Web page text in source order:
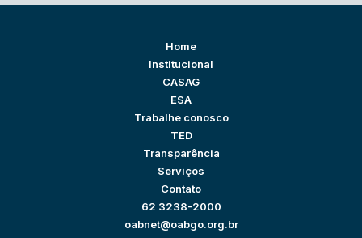
Home
Institucional
CASAG
ESA
Trabalhe conosco
TED
Transparência
Serviços
Contato
62 3238-2000
oabnet@oabgo.org.br